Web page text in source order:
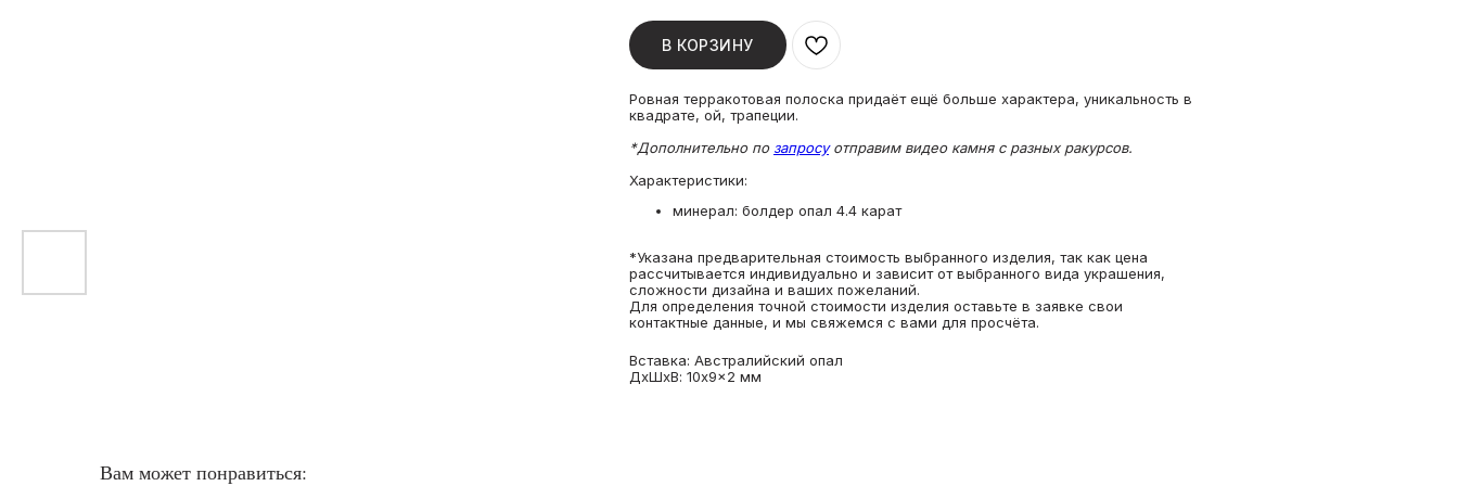
В КОРЗИНУ
Ровная терракотовая полоска придаёт ещё больше характера, уникальность в
квадрате, ой, трапеции.
*Дополнительно по запросуотправим видео камня с разных ракурсов.
Характеристики:
минерал: болдер опал 4.4 карат
*Указана предварительная стоимость выбранного изделия, так как цена
рассчитывается индивидуально и зависит от выбранного вида украшения,
сложности дизайна и ваших пожеланий.
Для определения точной стоимости изделия оставьте в заявке свои
контактные данные, и мы свяжемся с вами для просчёта.
Вставка: Австралийский опал
ДxШxВ: 10x9x2 мм
Вам может понравиться: